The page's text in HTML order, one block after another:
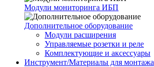
Модули мониторинга ИБП
Дополнительное оборудование
Модули расширения
Управляемые розетки и реле
Комплектующие и аксессуары
Инструмент/Материалы для монтажа